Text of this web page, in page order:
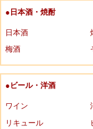
●日本酒・焼酎
日本酒
梅酒
●ビール・洋酒
ワイン
リキュール